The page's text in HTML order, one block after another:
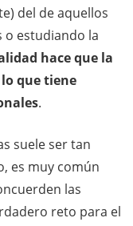
del de aquellos
o estudiando la
hace que la
que tiene
.
suele ser tan
es muy común
las
reto para el